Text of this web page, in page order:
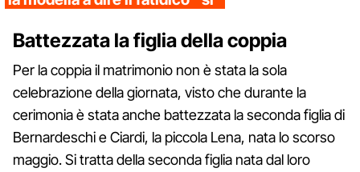
Battezzata la figlia della coppia
Per la coppia il matrimonio non è stata la sola
celebrazione della giornata, visto che durante la
cerimonia è stata anche battezzata la seconda figlia di
Bernardeschi e Ciardi, la piccola Lena, nata lo scorso
maggio. Si tratta della seconda figlia nata dal loro